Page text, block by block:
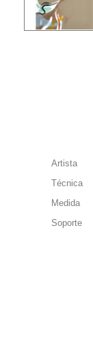
Artista
Técnica
Medida
Soporte